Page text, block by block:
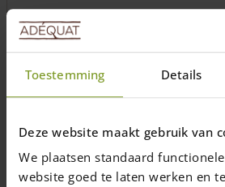
Toestemming Details
Deze website maakt gebruik van
We plaatsen standaard
website goed te laten werken en
Deze
optie
worden
op
productpagina
RVS-schroeven met boorkop
bitje